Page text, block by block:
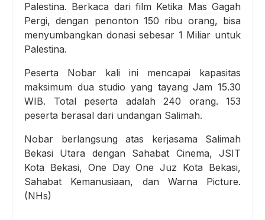
Palestina. Berkaca dari film Ketika Mas Gagah
Pergi, dengan penonton 150 ribu orang, bisa
menyumbangkan donasi sebesar 1 Miliar untuk
Palestina.
Peserta Nobar kali ini mencapai kapasitas
maksimum dua studio yang tayang Jam 15.30
WIB. Total peserta adalah 240 orang. 153
peserta berasal dari undangan Salimah.
Nobar berlangsung atas kerjasama Salimah
Bekasi Utara dengan Sahabat Cinema, JSIT
Kota Bekasi, One Day One Juz Kota Bekasi,
Sahabat Kemanusiaan, dan Warna Picture.
(NHs)